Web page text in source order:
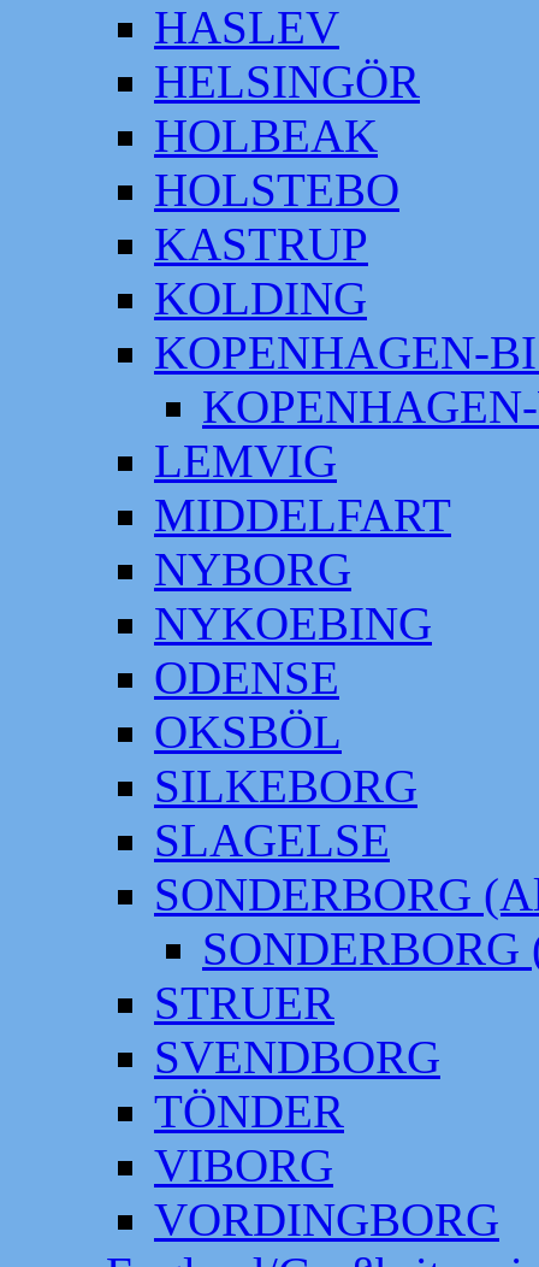
HASLEV
HELSINGÖR
HOLBEAK
HOLSTEBO
KASTRUP
KOLDING
KOPENHAGEN-
LEMVIG
MIDDELFART
NYBORG
NYKOEBING
ODENSE
OKSBÖL
SILKEBORG
SLAGELSE
SONDERBORG
SONDERBORG
STRUER
SVENDBORG
TÖNDER
VIBORG
VORDINGBORG